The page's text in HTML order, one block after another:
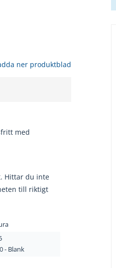
ner produktblad
med
Hittar du inte
till riktigt
- Blank